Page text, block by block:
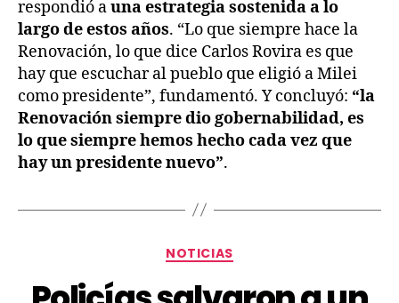
respondió auna estrategia sostenida a lo
largo de estos años. “Lo que siempre hace la
Renovación, lo que dice Carlos Rovira es que
hay que escuchar al pueblo que eligió a Milei
como presidente”, fundamentó. Y concluyó: “la
Renovación siempre dio gobernabilidad, es
lo que siempre hemos hecho cada vez que
hay un presidente nuevo”.
NOTICIAS